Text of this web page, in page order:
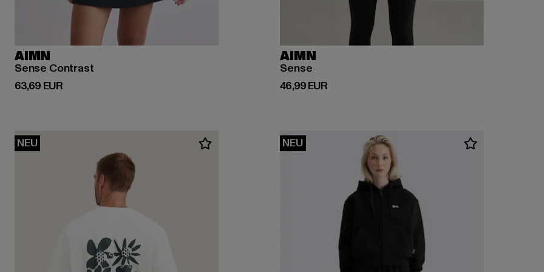
AIMN
Sense Contrast
63,69 EUR
Derzeitiger Preis: 63,69 EUR
AIMN
Sense
46,99 EUR
Derzeitiger Preis: 46,99 EUR
NEU NEU